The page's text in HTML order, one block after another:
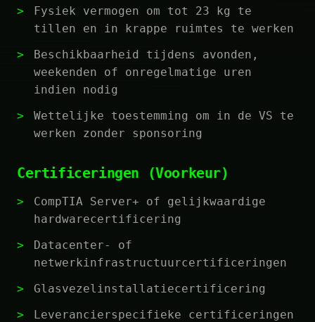
Fysiek vermogen om tot 23 kg te
tillen en in krappe ruimtes te werken
Beschikbaarheid tijdens avonden,
weekenden of onregelmatige uren
indien nodig
Wettelijke toestemming om in de VS te
werken zonder sponsoring
Certificeringen (Voorkeur)
CompTIA Server+ of gelijkwaardige
hardwarecertificering
Datacenter- of
netwerkinfrastructuurcertificeringen
Glasvezelinstallatiecertificering
Leverancierspecifieke certificeringen